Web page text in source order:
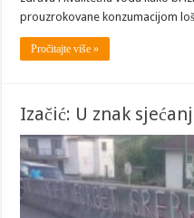
prouzrokovane konzumacijom
Pročitajte više »
Izačić: U znak